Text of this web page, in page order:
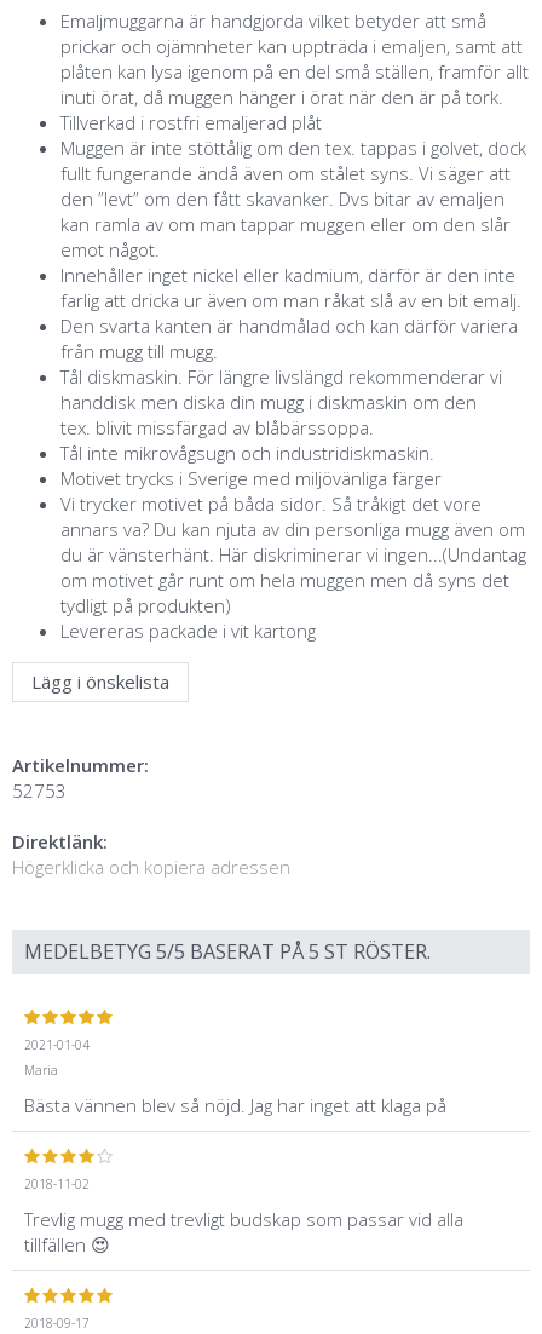
Emaljmuggarna är handgjorda vilket betyder att små
prickar och ojämnheter kan uppträda i emaljen, samt att
plåten kan lysa igenom på en del små ställen, framför allt
inuti örat, då muggen hänger i örat när den är på tork.
Tillverkad i rostfri emaljerad plåt
Muggen är inte stöttålig om den tex. tappas i golvet, dock
fullt fungerande ändå även om stålet syns. Vi säger att
den ”levt” om den fått skavanker. Dvs bitar av emaljen
kan ramla av om man tappar muggen eller om den slår
emot något.
Innehåller inget nickel eller kadmium, därför är den inte
farlig att dricka ur även om man råkat slå av en bit emalj.
Den svarta kanten är handmålad och kan därför variera
från mugg till mugg.
Tål diskmaskin. För längre livslängd rekommenderar vi
handdisk men diska din mugg i diskmaskin om den
tex. blivit missfärgad av blåbärssoppa.
Tål inte mikrovågsugn och industridiskmaskin.
Motivet trycks i Sverige med miljövänliga färger
Vi trycker motivet på båda sidor. Så tråkigt det vore
annars va? Du kan njuta av din personliga mugg även om
du är vänsterhänt. Här diskriminerar vi ingen...(Undantag
om motivet går runt om hela muggen men då syns det
tydligt på produkten)
Levereras packade i vit kartong
Lägg i önskelista
Artikelnummer:
52753
Direktlänk:
Högerklicka och kopiera adressen
MEDELBETYG 5/5 BASERAT PÅ5 ST RÖSTER.
2021-01-04
Maria
Bästa vännen blev så nöjd. Jag har inget att klaga på
2018-11-02
Trevlig mugg med trevligt budskap som passar vid alla
tillfällen 😍
2018-09-17